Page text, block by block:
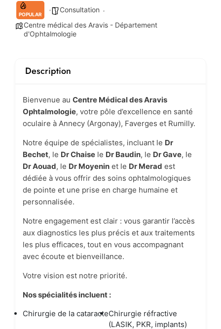
POPULAR
Consultation
Centre médical des Aravis - Département
d'Ophtalmologie
Description
Bienvenue au Centre Médical des Aravis
Ophtalmologie, votre pôle d’excellence en santé
oculaire à Annecy (Argonay), Faverges et Rumilly.
Notre équipe de spécialistes, incluant le Dr
Bechet, le Dr Chaise le Dr Baudin, le Dr Gave, le
Dr Aouad, le Dr Moyenin et le Dr Merad est
dédiée à vous offrir des soins ophtalmologiques
de pointe et une prise en charge humaine et
personnalisée.
Notre engagement est clair : vous garantir l’accès
aux diagnostics les plus précis et aux traitements
les plus efficaces, tout en vous accompagnant
avec écoute et bienveillance.
Votre vision est notre priorité.
Nos spécialités incluent :
Chirurgie de la cataracteChirurgie réfractive
(LASIK, PKR, implants)